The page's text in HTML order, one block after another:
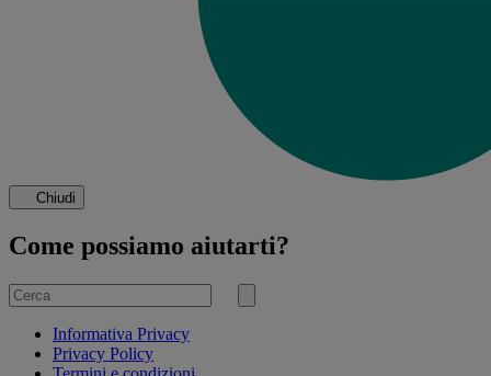
Chiudi
Come possiamo aiutarti?
Cerca
per
Invia
Informativa Privacy
Privacy Policy